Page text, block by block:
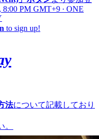
to sign up!
8:00 PM GMT+9 ∙ ONE
法について記載しており